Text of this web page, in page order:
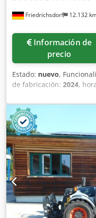
Friedrichsdorf 12.132
Información de
precio
Estado: nuevo,
de fabricación: 2024,
mm, ascensor libre:
eléctrico
2.130 mm
6
portahorquillas:902 mm
mm, peso en vacío:
tipo de accionamiento:
1.090 mm, Carretilla
Centro de gravedad de
horquilla: 100 mm
ISO: ISO clase 2 = 1.000
Clase de velocidad: 15